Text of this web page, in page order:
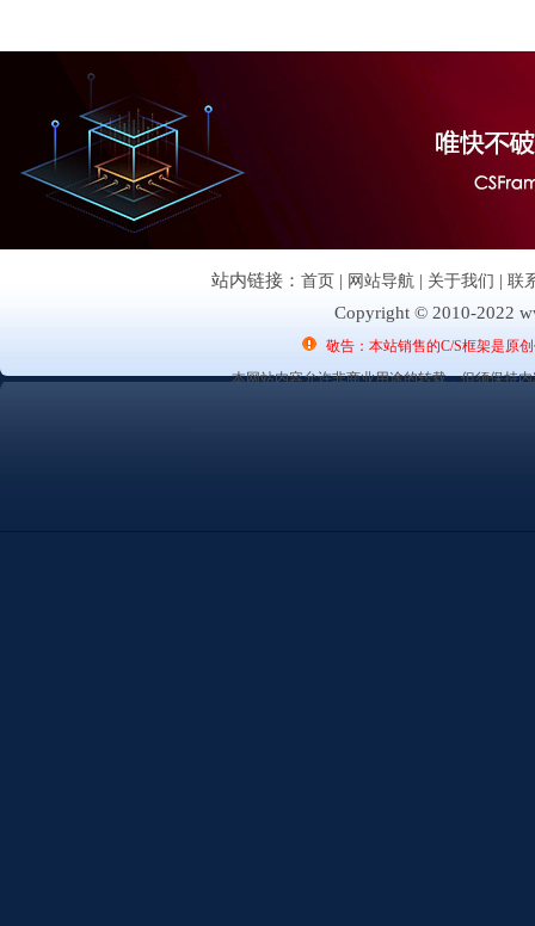
站内链接： 首页 | 网站导航 | 关于我们 | 联
Copyright © 2010-2022
敬告：本站销售的C/S框架是原
本网站内容允许非商业用途的转载，但须保持